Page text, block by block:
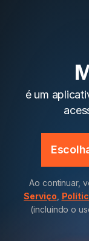
é um
Ao continuar,
Serviço
(incluindo o